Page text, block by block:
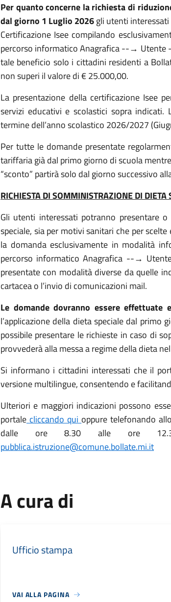
Per quanto concerne la richiesta di
dal giorno 1 Luglio 2026gli utenti
Certificazione Isee compilando
percorso informatico Anagrafica --→
tale beneficio solo i cittadini residenti a
non superi il valore di € 25.000,00.
La presentazione della certificazione Isee
servizi educativi e scolastici sopra
termine dell’anno scolastico 2026/2027
Per tutte le domande presentate
tariffaria già dal primo giorno di scuola
“sconto” partirà solo dal giorno successivo
RICHIESTA DI SOMMINISTRAZIONE DI DIETA
Gli utenti interessati potranno presentare
speciale, sia per motivi sanitari che per
la domanda esclusivamente in modalità
percorso informatico Anagrafica --→
presentate con modalità diverse da quelle
cartacea o l’invio di comunicazioni mail.
Le domande dovranno essere
l’applicazione della dieta speciale dal
possibile presentare le richieste in caso di
provvederà alla messa a regime della dieta
Si informano i cittadini interessati che il
versione multilingue, consentendo e
Ulteriori e maggiori indicazioni possono
portalecliccando qui oppure telefonando
dalle ore 8.30 alle ore
pubblica.istruzione@comune.bollate.mi.it
A cura di
Ufficio stampa
VAI ALLA PAGINA